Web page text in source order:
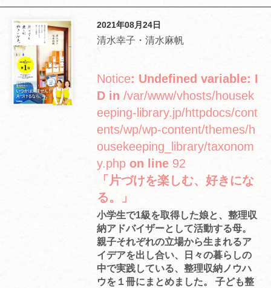
2021年08月24日
清水幸子・清水麻帆
Notice: Undefined variable: I
D in /var/www/vhosts/housek
eeping-library.jp/httpdocs/cont
ents/wp/wp-content/themes/h
ousekeeping_library/taxonom
y.php on line 92
「片づけを楽しむ、好きにな
る。」
小学生で1級を取得した娘と、整理収
納アドバイザーとして活動する母。
親子それぞれの立場から生まれるア
イデアを出し合い、日々の暮らしの
中で実践している、整理収納ノウハ
ウを１冊にまとめました。 子ども整